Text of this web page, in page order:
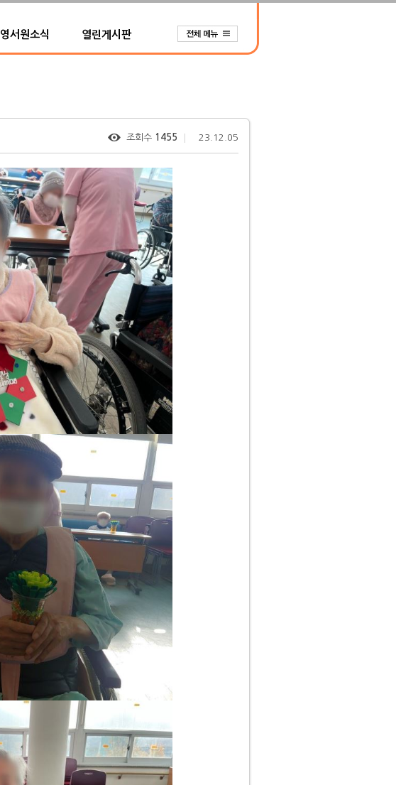
영서원소식 열린게시판
조회수 1455 23.12.05